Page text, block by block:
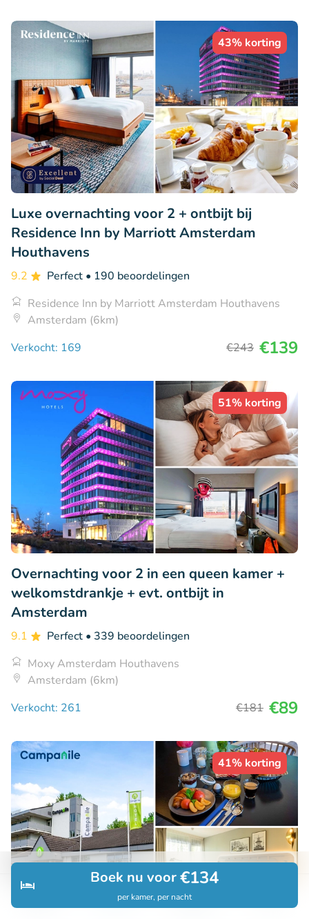
Zoeken Boekingen
Boek nu voor€134
per kamer, per nacht
43% korting
Luxe overnachting voor 2 + ontbijt bij
Residence Inn by Marriott Amsterdam
Houthavens
9.2 Perfect • 190 beoordelingen
Residence Inn by Marriott Amsterdam Houthavens
Amsterdam (6km)
Verkocht: 169
€243 €139
51% korting
Overnachting voor 2 in een queen kamer +
welkomstdrankje + evt. ontbijt in
Amsterdam
9.1 Perfect • 339 beoordelingen
Moxy Amsterdam Houthavens
Amsterdam (6km)
Verkocht: 261
€181 €89
41% korting